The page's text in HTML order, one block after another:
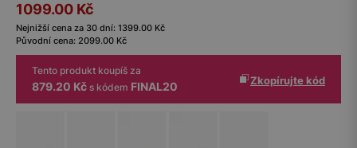
1099.00 Kč
Nejnižší cena za 30 dní: 1399.00 Kč
Původní cena: 2099.00 Kč
Tento produkt koupíš za
879.20 Kč s kódem FINAL20 Zkopírujte kód